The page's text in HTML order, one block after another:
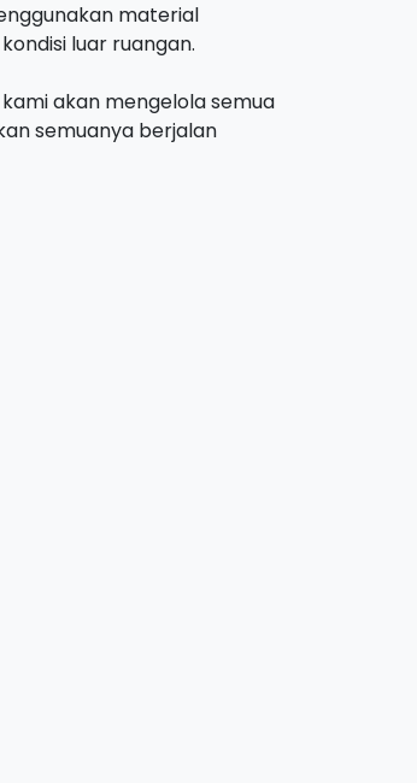
material
luar ruangan.
akan mengelola semua
semuanya berjalan